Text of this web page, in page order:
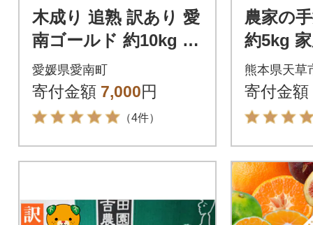
木成り 追熟 訳あり 愛
南ゴールド 約10kg 河
内晩柑 柑橘 みかん エ
ニシトラス 愛媛県 愛
南町
愛媛県愛南町
寄付金額 7,000円
（4件）
農家の
約5kg
付〉
熊本県天草
寄付金額